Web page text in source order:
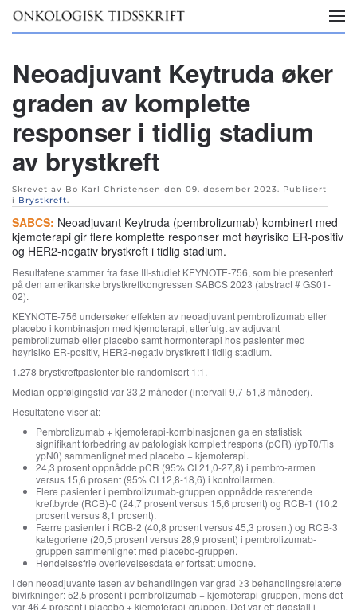
Neoadjuvant Keytruda øker
graden av komplette
responser i tidlig stadium
av brystkreft
Skrevet av Bo Karl Christensen den 09. desember 2023. Publisert
i Brystkreft.
SABCS: Neoadjuvant Keytruda (pembrolizumab) kombinert med
kjemoterapi gir flere komplette responser mot høyrisiko ER-positiv
og HER2-negativ brystkreft i tidlig stadium.
Resultatene stammer fra fase III-studiet KEYNOTE-756, som ble presentert
på den amerikanske brystkreftkongressen SABCS 2023 (abstract # GS01-
02).
KEYNOTE-756 undersøker effekten av neoadjuvant pembrolizumab eller
placebo i kombinasjon med kjemoterapi, etterfulgt av adjuvant
pembrolizumab eller placebo samt hormonterapi hos pasienter med
høyrisiko ER-positiv, HER2-negativ brystkreft i tidlig stadium.
1.278 brystkreftpasienter ble randomisert 1:1.
Median oppfølgingstid var 33,2 måneder (intervall 9,7-51,8 måneder).
Resultatene viser at:
Pembrolizumab + kjemoterapi-kombinasjonen ga en statistisk
signifikant forbedring av patologisk komplett respons (pCR) (ypT0/Tis
ypN0) sammenlignet med placebo + kjemoterapi.
24,3 prosent oppnådde pCR (95% CI 21,0-27,8) i pembro-armen
versus 15,6 prosent (95% CI 12,8-18,6) i kontrollarmen.
Flere pasienter i pembrolizumab-gruppen oppnådde resterende
kreftbyrde (RCB)-0 (24,7 prosent versus 15,6 prosent) og RCB-1 (10,2
prosent versus 8,1 prosent).
Færre pasienter i RCB-2 (40,8 prosent versus 45,3 prosent) og RCB-3
kategoriene (20,5 prosent versus 28,9 prosent) i pembrolizumab-
gruppen sammenlignet med placebo-gruppen.
Hendelsesfrie overlevelsesdata er fortsatt umodne.
I den neoadjuvante fasen av behandlingen var grad ≥3 behandlingsrelaterte
bivirkninger: 52,5 prosent i pembrolizumab + kjemoterapi-gruppen, mens det
var 46,4 prosent i placebo + kjemoterapi-gruppen. Det var ett dødsfall i